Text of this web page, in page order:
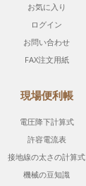
お気に入り
ログイン
お問い合わせ
FAX注文用紙
現場便利帳
電圧降下計算式
許容電流表
接地線の太さの計算式
機械の豆知識